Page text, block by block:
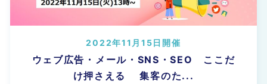
ウェブ広告・メール・SNS・SEO ここだ
け押さえる 集客のた...
2022年11月15日開催